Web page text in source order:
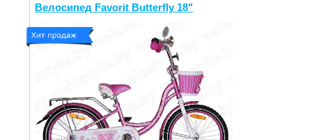
Велосипед Favorit Butterfly 18"